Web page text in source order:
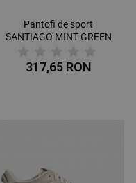
Pantofi de sport
SANTIAGO MINT GREEN
317,65 RON